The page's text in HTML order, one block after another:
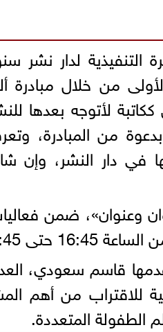
التنفيذية لدار
من خلال
من المبادرة،
في دار النشر، وإن
وعنوان»، ضمن
17:45 مساء.
قاسم سعودي،
للاقتراب من أهم
الطفولة المتعددة.